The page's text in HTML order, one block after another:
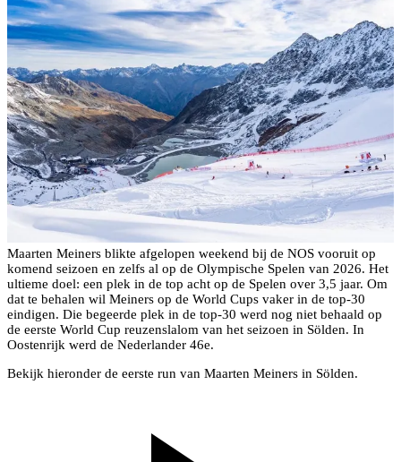
Maarten Meiners blikte afgelopen weekend bij de NOS vooruit op
komend seizoen en zelfs al op de Olympische Spelen van 2026. Het
ultieme doel: een plek in de top acht op de Spelen over 3,5 jaar. Om
dat te behalen wil Meiners op de World Cups vaker in de top-30
eindigen. Die begeerde plek in de top-30 werd nog niet behaald op
de eerste World Cup reuzenslalom van het seizoen in Sölden. In
Oostenrijk werd de Nederlander 46e.
Bekijk hieronder de eerste run van Maarten Meiners in Sölden.